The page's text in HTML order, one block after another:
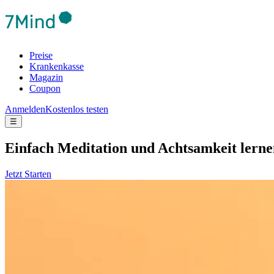
Preise
Krankenkasse
Magazin
Coupon
AnmeldenKostenlos testen
☰
Ein­fach Medi­ta­tion und Acht­sam­keit
Jetzt Starten